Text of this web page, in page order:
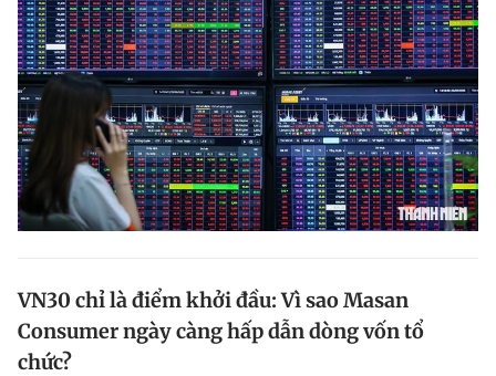
Chào ngày mới Tin 24h
Tin thị trường Tin 360
Video Magazine
Sản phẩm khác
Thông tin tòa soạn Liên hệ quảng cáo
Đăng xuất
VN30 chỉ là điểm khởi đầu: Vì sao Masan
Consumer ngày càng hấp dẫn dòng vốn tổ
chức?